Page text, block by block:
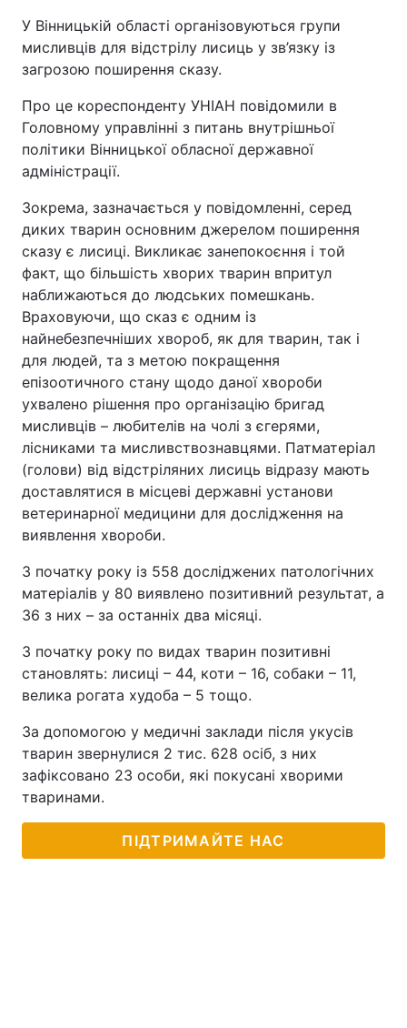
У Вінницькій області організовуються групи
мисливців для відстрілу лисиць у зв’язку із
загрозою поширення сказу.
Про це кореспонденту УНІАН повідомили в
Головному управлінні з питань внутрішньої
політики Вінницької обласної державної
адміністрації.
Зокрема, зазначається у повідомленні, серед
диких тварин основним джерелом поширення
сказу є лисиці. Викликає занепокоєння і той
факт, що більшість хворих тварин впритул
наближаються до людських помешкань.
Враховуючи, що сказ є одним із
найнебезпечніших хвороб, як для тварин, так і
для людей, та з метою покращення
епізоотичного стану щодо даної хвороби
ухвалено рішення про організацію бригад
мисливців – любителів на чолі з єгерями,
лісниками та мисливствознавцями. Патматеріал
(голови) від відстріляних лисиць відразу мають
доставлятися в місцеві державні установи
ветеринарної медицини для дослідження на
виявлення хвороби.
З початку року із 558 досліджених патологічних
матеріалів у 80 виявлено позитивний результат, а
36 з них – за останніх два місяці.
З початку року по видах тварин позитивні
становлять: лисиці – 44, коти – 16, собаки – 11,
велика рогата худоба – 5 тощо.
За допомогою у медичні заклади після укусів
тварин звернулися 2 тис. 628 осіб, з них
зафіксовано 23 особи, які покусані хворими
тваринами.
ПІДТРИМАЙТЕ НАС